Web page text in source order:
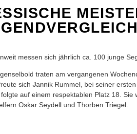
messen sich jährlich ca. 100 junge
traten am vergangenen
sich Jannik Rummel, bei seiner
folgte auf einem respektablen Platz 18.
Oskar Seydell und Thorben Triegel.